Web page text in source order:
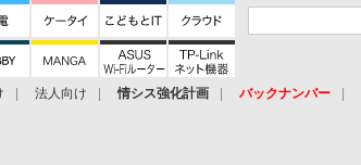
法人向け 情シス強化計画
バックナンバー